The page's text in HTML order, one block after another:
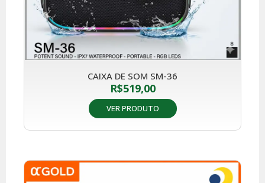
CAIXA DE SOM SM-36
R$519,00
VER PRODUTO